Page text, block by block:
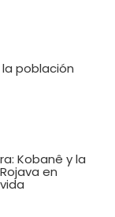
la población
Kobanê y la
en